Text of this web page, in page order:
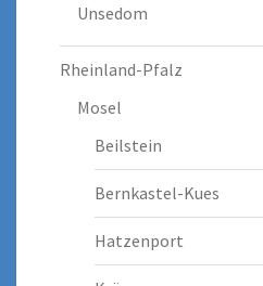
Unsedom
Rheinland-Pfalz
Mosel
Beilstein
Bernkastel-Kues
Hatzenport